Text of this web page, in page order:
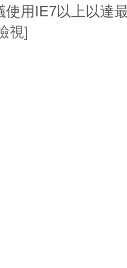
用IE7以上以達
視]